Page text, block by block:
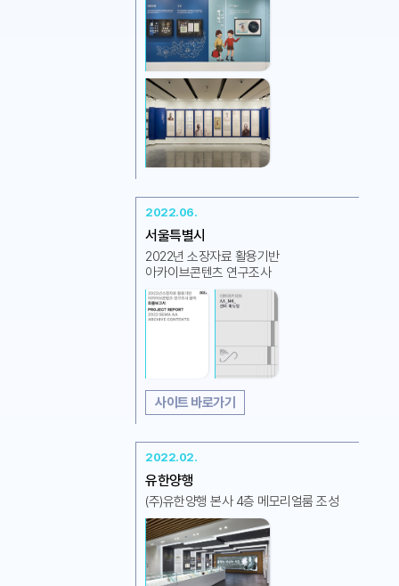
2022.06.
서울특별시
2022년 소장자료 활용기반
아카이브콘텐츠 연구조사
사이트 바로가기
2022.02.
유한양행
(주)유한양행 본사 4층 메모리얼룸 조성